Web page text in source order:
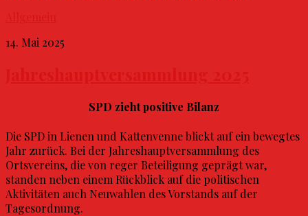
14. Mai 2025
SPD zieht positive Bilanz
Die SPD in Lienen und Kattenvenne blickt auf ein bewegtes
Jahr zurück. Bei der Jahreshauptversammlung des
Ortsvereins, die von reger Beteiligung geprägt war,
standen neben einem Rückblick auf die politischen
Aktivitäten auch Neuwahlen des Vorstands auf der
Tagesordnung.